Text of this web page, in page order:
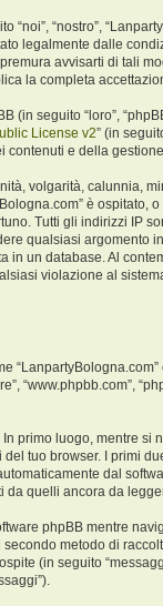
“noi”, “nostro”,
legalmente dalle
avvisarti di tali
la completa
(in seguito “loro”,
License v2” (in
contenuti e della
volgarità, calunnia,
è
Tutti gli indirizzi IP
qualsiasi argomento
in un database. Al
violazione al
“www.phpbb.com”,
primo luogo, mentre
tuo browser. I primi
dal
quelli ancora da
phpBB mentre
metodo di
(in seguito